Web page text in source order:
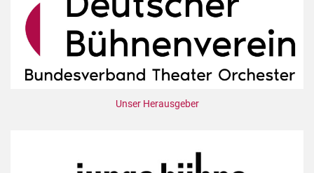
Unser Herausgeber